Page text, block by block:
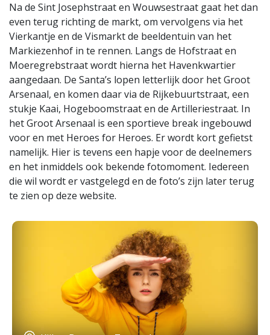
Na de Sint Josephstraat en Wouwsestraat gaat het dan
even terug richting de markt, om vervolgens via het
Vierkantje en de Vismarkt de beeldentuin van het
Markiezenhof in te rennen. Langs de Hofstraat en
Moeregrebstraat wordt hierna het Havenkwartier
aangedaan. De Santa’s lopen letterlijk door het Groot
Arsenaal, en komen daar via de Rijkebuurtstraat, een
stukje Kaai, Hogeboomstraat en de Artilleriestraat. In
het Groot Arsenaal is een sportieve break ingebouwd
voor en met Heroes for Heroes. Er wordt kort gefietst
namelijk. Hier is tevens een hapje voor de deelnemers
en het inmiddels ook bekende fotomoment. Iedereen
die wil wordt er vastgelegd en de foto’s zijn later terug
te zien op deze website.